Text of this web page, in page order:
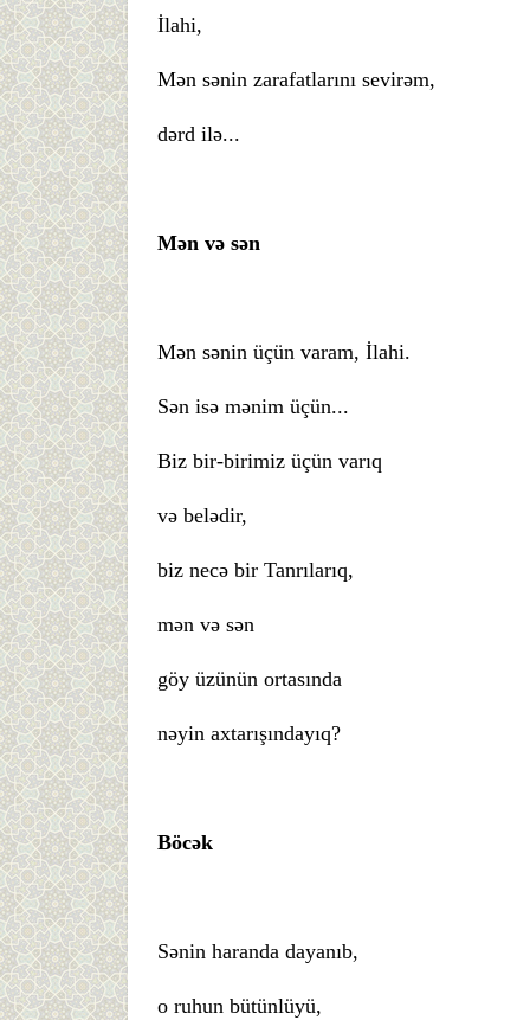
İlahi,
Mən sənin zarafatlarını sevirəm,
dərd ilə...
Mən və sən
Mən sənin üçün varam, İlahi.
Sən isə mənim üçün...
Biz bir-birimiz üçün varıq
və belədir,
biz necə bir Tanrılarıq,
mən və sən
göy üzünün ortasında
nəyin axtarışındayıq?
Böcək
Sənin haranda dayanıb,
o ruhun bütünlüyü,